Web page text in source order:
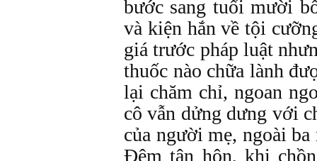
bước sang tuổi mười
và kiện hắn về tội
giá trước pháp luật
thuốc nào chữa lành
lại chăm chỉ, ngoan
cô vẫn dửng dưng với
của người mẹ, ngoài
Đêm tân hôn, khi